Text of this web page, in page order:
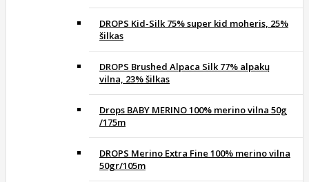
DROPS Kid-Silk 75% super kid moheris, 25%
šilkas
DROPS Brushed Alpaca Silk 77% alpakų
vilna, 23% šilkas
Drops BABY MERINO 100% merino vilna 50g
/175m
DROPS Merino Extra Fine 100% merino vilna
50gr/105m